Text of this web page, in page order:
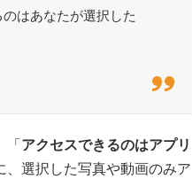
はあなたが選択した
「アクセスできるのはアプリ
、選択した写真や動画のみア